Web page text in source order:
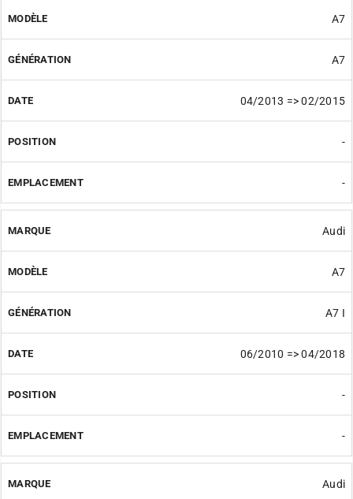
A7
A7
04/2013 => 02/2015
-
-
Audi
A7
A7 I
06/2010 => 04/2018
-
-
Audi